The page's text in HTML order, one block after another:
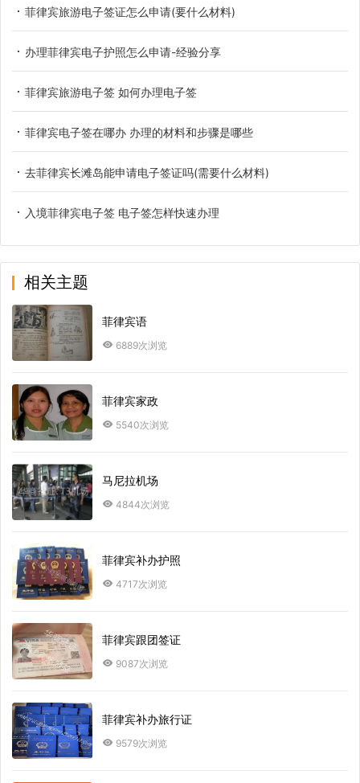
菲律宾旅游电子签证怎么申请(要什么材料)
办理菲律宾电子护照怎么申请-经验分享
菲律宾旅游电子签 如何办理电子签
菲律宾电子签在哪办 办理的材料和步骤是哪些
去菲律宾长滩岛能申请电子签证吗(需要什么材料)
入境菲律宾电子签 电子签怎样快速办理
相关主题
菲律宾语
6889次浏览
菲律宾家政
5540次浏览
马尼拉机场
4844次浏览
菲律宾补办护照
4717次浏览
菲律宾跟团签证
9087次浏览
菲律宾补办旅行证
9579次浏览